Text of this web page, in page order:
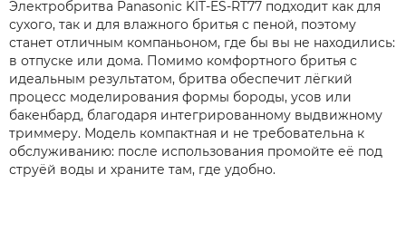
Электробритва Panasonic KIT-ES-RT77 подходит как для
сухого, так и для влажного бритья с пеной, поэтому
станет отличным компаньоном, где бы вы не находились:
в отпуске или дома. Помимо комфортного бритья с
идеальным результатом, бритва обеспечит лёгкий
процесс моделирования формы бороды, усов или
бакенбард, благодаря интегрированному выдвижному
триммеру. Модель компактная и не требовательна к
обслуживанию: после использования промойте её под
струёй воды и храните там, где удобно.